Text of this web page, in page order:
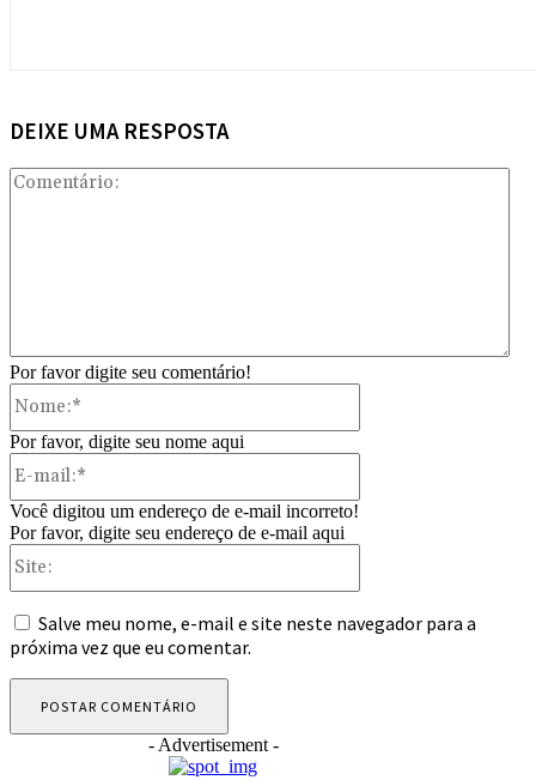
DEIXE UMA RESPOSTA
Por favor digite seu comentário!
Por favor, digite seu nome aqui
Você digitou um endereço de e-mail incorreto!
Por favor, digite seu endereço de e-mail aqui
Salve meu nome, e-mail e site neste navegador para a
próxima vez que eu comentar.
- Advertisement -